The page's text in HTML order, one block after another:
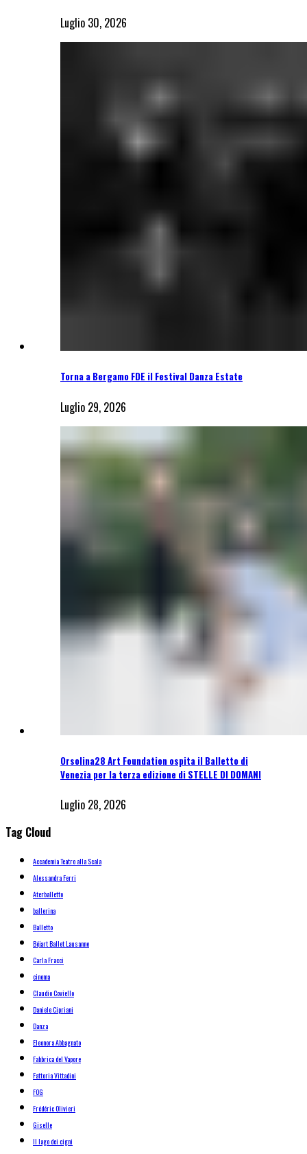
Luglio 30, 2026
Torna a Bergamo FDE il Festival Danza Estate
Luglio 29, 2026
Orsolina28 Art Foundation ospita il Balletto di
Venezia per la terza edizione di STELLE DI DOMANI
Luglio 28, 2026
Tag Cloud
Accademia Teatro alla Scala
Alessandra Ferri
Aterballetto
ballerina
Balletto
Béjart Ballet Lausanne
Carla Fracci
cinema
Claudio Coviello
Daniele Cipriani
Danza
Eleonora Abbagnato
Fabbrica del Vapore
Fattoria Vittadini
FOG
Frédéric Olivieri
Giselle
Il lago dei cigni